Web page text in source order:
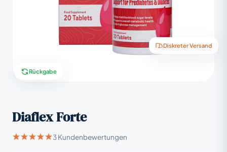
Diskreter Versand
Rückgabe
Diaflex Forte
3 Kundenbewertungen